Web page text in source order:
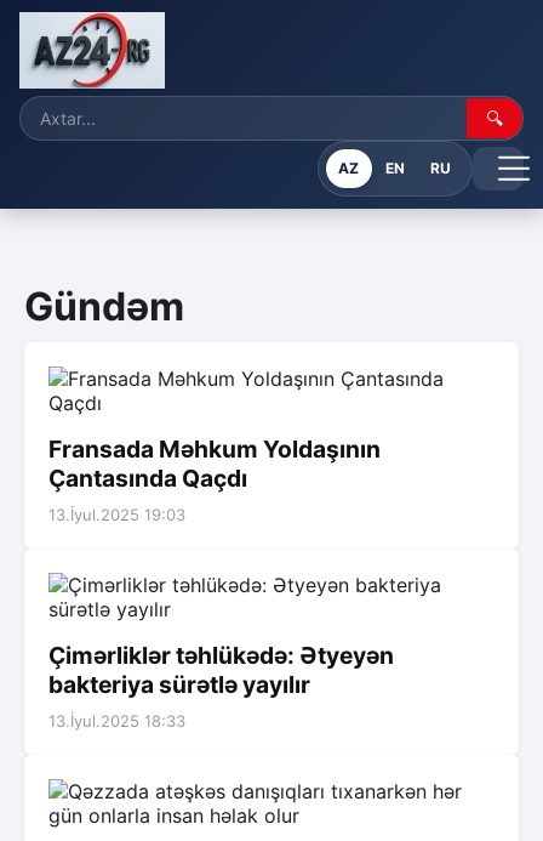
🔍
AZ EN RU
Gündəm
Fransada Məhkum Yoldaşının
Çantasında Qaçdı
13.İyul.2025 19:03
Çimərliklər təhlükədə: Ətyeyən
bakteriya sürətlə yayılır
13.İyul.2025 18:33